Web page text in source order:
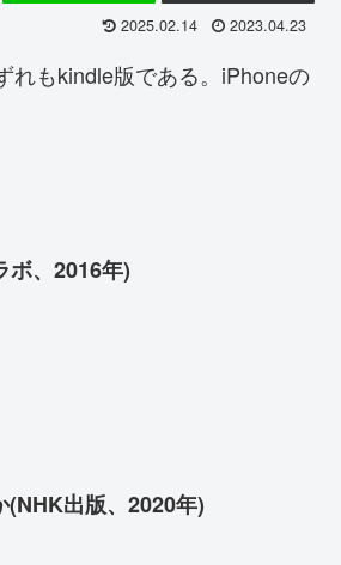
2025.02.14 2023.04.23
れもkindle版である。iPhoneの
ボ、2016年)
出版、2020年)